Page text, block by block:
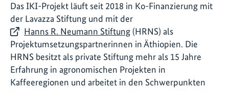
Das IKI-Projekt läuft seit 2018 in Ko-Finanzierung mit
der Lavazza Stiftung und mit der
Hanns R. Neumann Stiftung(HRNS) als
Projektumsetzungspartnerinnen in Äthiopien. Die
HRNS besitzt als private Stiftung mehr als 15 Jahre
Erfahrung in agronomischen Projekten in
Kaffeeregionen und arbeitet in den Schwerpunkten